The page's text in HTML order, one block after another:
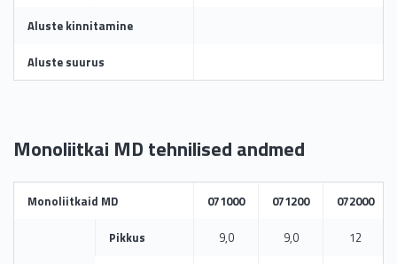
Aluste kinnitamine
Aluste suurus
Monoliitkai MD tehnilised andmed
Monoliitkaid MD 071000 071200 072000
Pikkus 9,0 9,0 12